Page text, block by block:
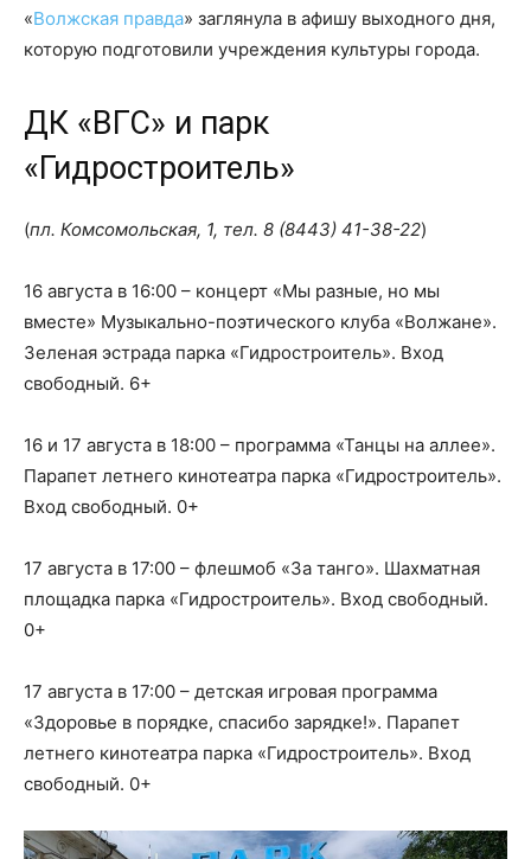
«Волжская правда» заглянула в афишу выходного дня,
которую подготовили учреждения культуры города.
ДК «ВГС» и парк
«Гидростроитель»
(пл. Комсомольская, 1, тел. 8 (8443) 41-38-22)
16 августа в 16:00 – концерт «Мы разные, но мы
вместе» Музыкально-поэтического клуба «Волжане».
Зеленая эстрада парка «Гидростроитель». Вход
свободный. 6+
16 и 17 августа в 18:00 – программа «Танцы на аллее».
Парапет летнего кинотеатра парка «Гидростроитель».
Вход свободный. 0+
17 августа в 17:00 – флешмоб «За танго». Шахматная
площадка парка «Гидростроитель». Вход свободный.
0+
17 августа в 17:00 – детская игровая программа
«Здоровье в порядке, спасибо зарядке!». Парапет
летнего кинотеатра парка «Гидростроитель». Вход
свободный. 0+